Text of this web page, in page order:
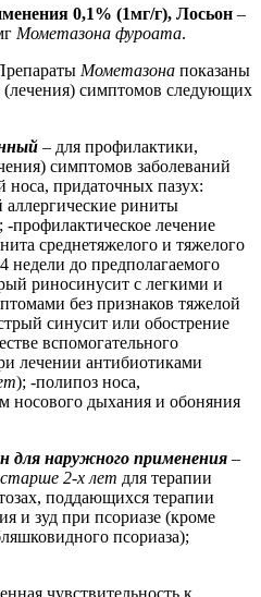
0,1% (1мг/г), Лосьон –
Мометазона фуроата.
Мометазона показаны
(лечения) симптомов следующих
– для профилактики,
симптомов заболеваний
носа, придаточных пазух:
риниты
-профилактическое лечение
среднетяжелого и тяжелого
недели до предполагаемого
риносинусит с легкими и
без признаков тяжелой
синусит или обострение
вспомогательного
лечении антибиотиками
); -полипоз носа,
носового дыхания и обоняния
для наружного применения –
2-х лет для терапии
поддающихся терапии
и зуд при псориазе (кроме
псориаза);
чувствительность к